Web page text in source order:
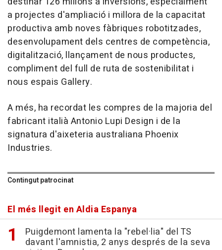
a projectes d'ampliació i millora de la capacitat
productiva amb noves fàbriques robotitzades,
desenvolupament dels centres de competència,
digitalització, llançament de nous productes,
compliment del full de ruta de sostenibilitat i
nous espais Gallery.
A més, ha recordat les compres de la majoria del
fabricant italià Antonio Lupi Design i de la
signatura d'aixeteria australiana Phoenix
Industries.
Contingut patrocinat
El més llegit en Aldia Espanya
Puigdemont lamenta la "rebel·lia" del TS
davant l'amnistia, 2 anys després de la seva